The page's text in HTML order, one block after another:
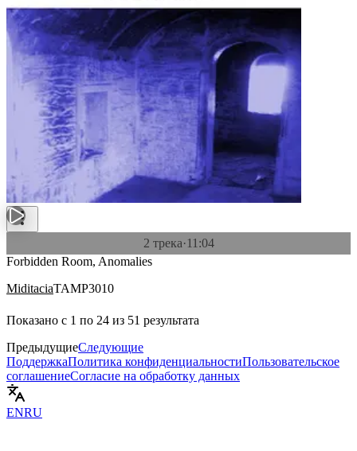
2 трека·11:04
Forbidden Room, Anomalies
MiditaciaTAMP3010
Показано с 1 по 24 из 51 результата
ПредыдущиеСледующие
ПоддержкаПолитика конфиденциальностиПользовательское
соглашениеСогласие на обработку данных
ENRU